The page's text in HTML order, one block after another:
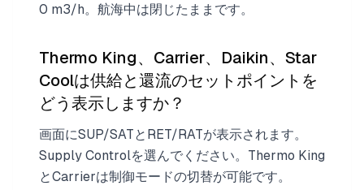
0 m3/h。航海中は閉じたままです。
Thermo King、Carrier、Daikin、Star
Coolは供給と還流のセットポイントを
どう表示しますか？
画面にSUP/SATとRET/RATが表示されます。
Supply Controlを選んでください。Thermo King
とCarrierは制御モードの切替が可能です。